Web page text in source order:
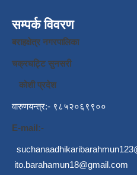
सम्पर्क विवरण
बराहक्षेत्र नगरपालिका
चक्रघट्टि सुनसरी
कोशी प्रदेश
वारुणयन्त्र:- ९८५२०६९९००
E-mail:-
ito.barahamun18@gmail.com